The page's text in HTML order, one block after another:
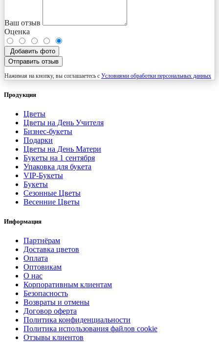
Ваш отзыв
Оценка
Добавить фото
Отправить отзыв
Нажимая на кнопку, вы соглашаетесь с Условиями обработки персональных данных
Продукция
Цветы
Цветы на День Учителя
Бизнес-букеты
Подарки
Цветы на День Матери
Букеты на 1 сентября
Упаковка для букета
VIP-Букеты
Букеты
Сезонные Цветы
Весенние Цветы
Информация
Партнёрам
Доставка цветов
Оплата
Оптовикам
О нас
Корпоративным клиентам
Безопасность
Возвраты и отмены
Договор оферта
Политика конфиденциальности
Политика использования файлов cookie
Отзывы клиентов